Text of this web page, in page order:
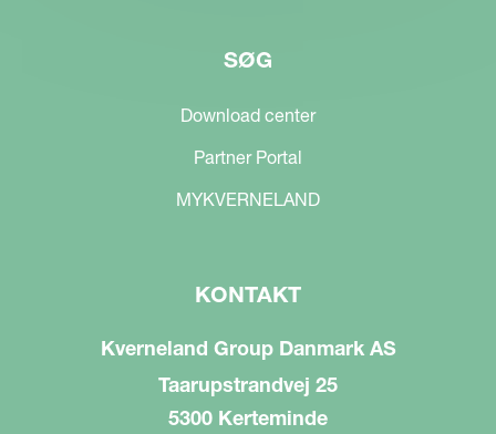
SØG
Download center
Partner Portal
MYKVERNELAND
KONTAKT
Kverneland Group Danmark AS
Taarupstrandvej 25
5300 Kerteminde